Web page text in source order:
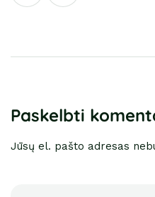
Paskelbti
Jūsų el. pašto adresas